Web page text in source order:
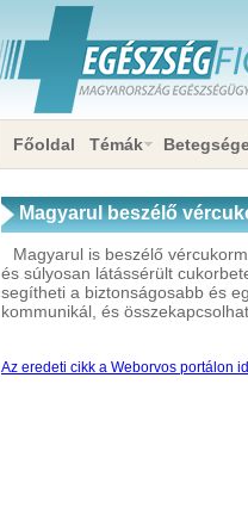
Főoldal Témák
Magyarul beszélő
Magyarul is beszélő
és súlyosan látássérült
segítheti a biztonságosabb és
kommunikál, és
Az eredeti cikk a Weborvos portálon